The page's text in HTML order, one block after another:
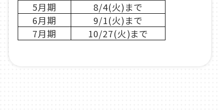
5月期
8/4(火)まで
6月期
9/1(火)まで
7月期
10/27(火)まで